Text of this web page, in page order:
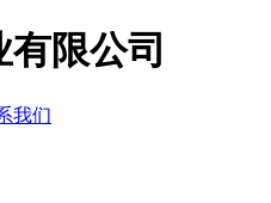
限公司
我们